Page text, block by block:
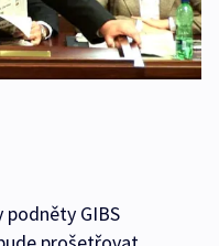
podněty GIBS